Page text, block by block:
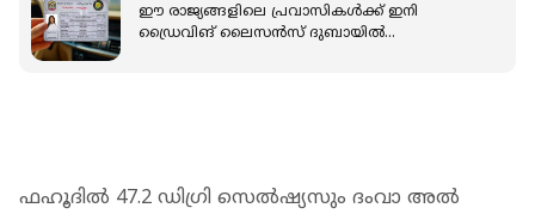
ഈ രാജ്യങ്ങളിലെ പ്രവാസികൾക്ക് ഇനി
ഡ്രൈവിങ് ലൈസൻസ് ദുബായിൽ
ഫഹൂദിൽ 47.2 ഡി​ഗ്രി സെൽഷ്യസും ദംവാ അൽ